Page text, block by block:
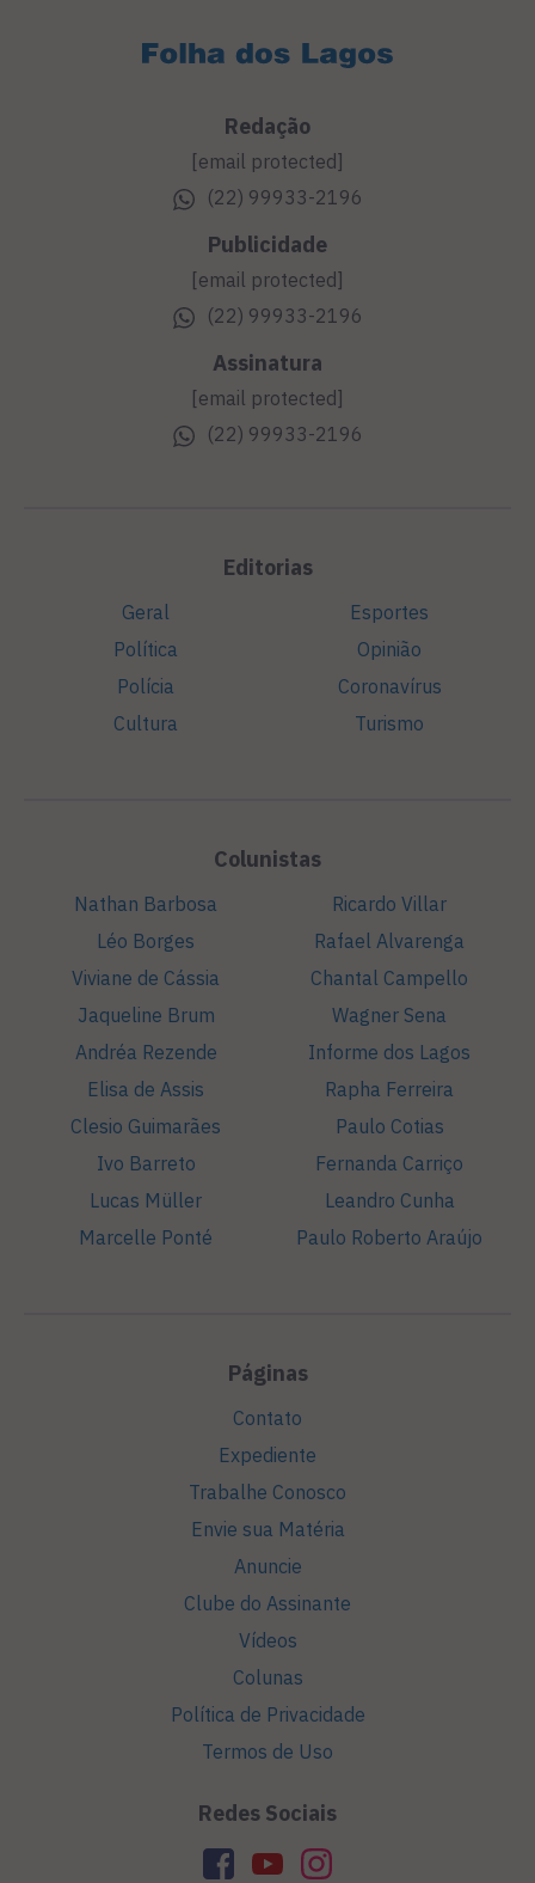
Redação
[email protected]
(22) 99933-2196
Publicidade
[email protected]
(22) 99933-2196
Assinatura
[email protected]
(22) 99933-2196
Editorias
Geral
Política
Polícia
Cultura
Esportes
Opinião
Coronavírus
Turismo
Colunistas
Nathan Barbosa
Léo Borges
Viviane de Cássia
Jaqueline Brum
Andréa Rezende
Elisa de Assis
Clesio Guimarães
Ivo Barreto
Lucas Müller
Marcelle Ponté
Ricardo Villar
Rafael Alvarenga
Chantal Campello
Wagner Sena
Informe dos Lagos
Rapha Ferreira
Paulo Cotias
Fernanda Carriço
Leandro Cunha
Paulo Roberto Araújo
Páginas
Contato
Expediente
Trabalhe Conosco
Envie sua Matéria
Anuncie
Clube do Assinante
Vídeos
Colunas
Política de Privacidade
Termos de Uso
Redes Sociais